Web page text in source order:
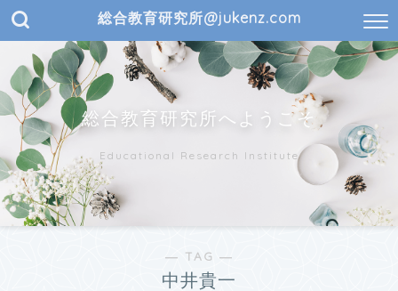
総合教育研究所@jukenz.com
総合教育研究所へようこそ
Educational Research Institute
― TAG ―
中井貴一